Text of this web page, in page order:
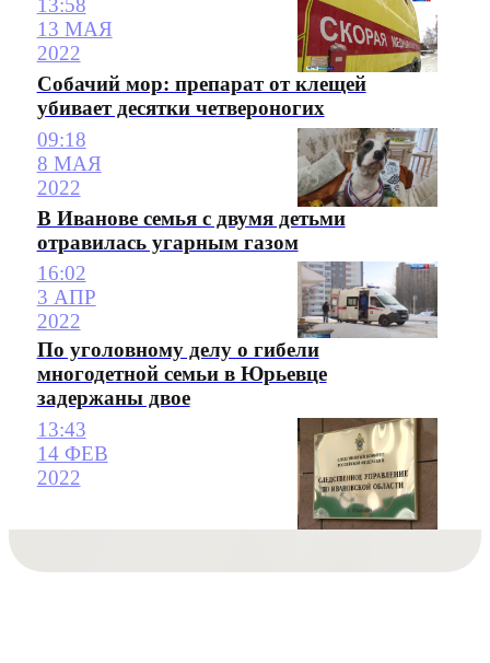
13:58
13 МАЯ
2022
Собачий мор: препарат от клещей
убивает десятки четвероногих
09:18
8 МАЯ
2022
В Иванове семья с двумя детьми
отравилась угарным газом
16:02
3 АПР
2022
По уголовному делу о гибели
многодетной семьи в Юрьевце
задержаны двое
13:43
14 ФЕВ
2022